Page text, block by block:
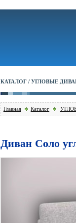
КАТАЛОГ / УГЛОВЫЕ
Главная Каталог
Диван Соло